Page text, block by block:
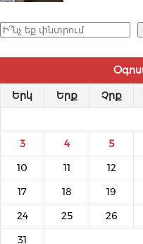
Որոնել
Երկ Երք Չրք
3 4 5
10 11 12
17 18 19
24 25 26
31